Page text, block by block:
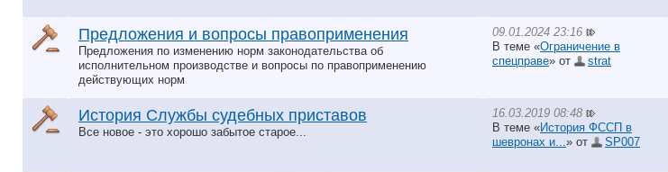
Предложения и вопросы правоприменения
Предложения по изменению норм законодательства об
исполнительном производстве и вопросы по правоприменению
действующих норм
09.01.2024 23:16
В теме «Ограничение в
спецправе» от strat
История Службы судебных приставов
Все новое - это хорошо забытое старое...
16.03.2019 08:48
В теме «История ФССП в
шевронах и... » от SP007